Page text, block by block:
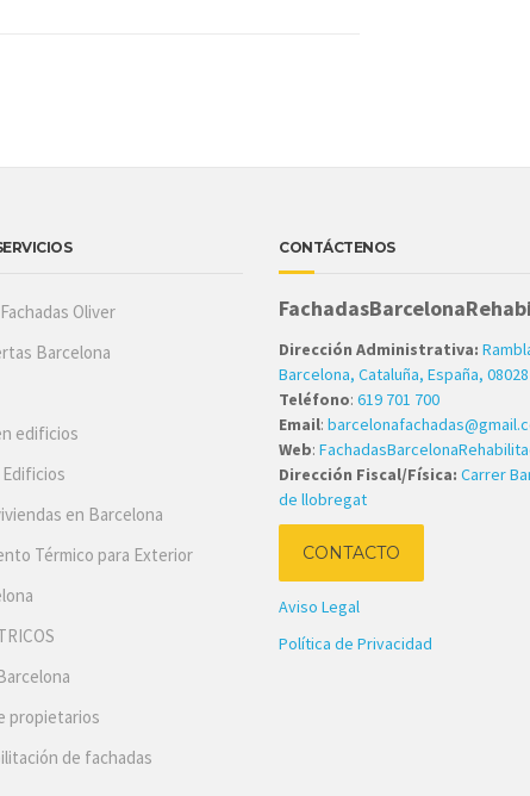
Oliver
Barcelona
edificios
en Barcelona
Térmico para Exterior
propietarios
de fachadas
CONTÁCTENOS
Dirección Administrativa:
Barcelona, Cataluña, España, 08028
Teléfono: 619 701 700
Email:
Web:
Dirección Fiscal/Física: Carrer
de llobregat
CONTACTO
Aviso Legal
Política de Privacidad